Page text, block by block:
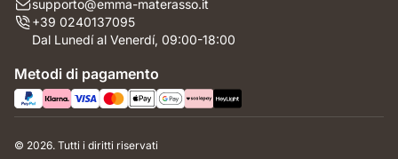
supporto@emma-materasso.it
+39 0240137095
Dal Lunedí al Venerdí, 09:00-18:00
Metodi di pagamento
© 2026. Tutti i diritti riservati